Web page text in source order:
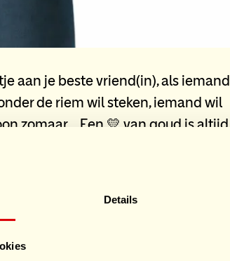
Details
aan je beste vriend(in), als iemand
de riem wil steken, iemand wil
zomaar… Een 💛 van goud is altijd